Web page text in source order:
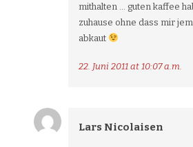
mithalten … guten kaffee
zuhause ohne dass mir
abkaut
22. Juni 2011 at 10:07 a.m.
Lars Nicolaisen